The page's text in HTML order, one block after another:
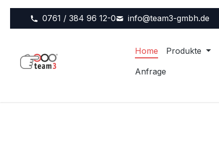
0761 / 384 96 12-0 info@team3-gmbh.de
Home Produkte
Anfrage